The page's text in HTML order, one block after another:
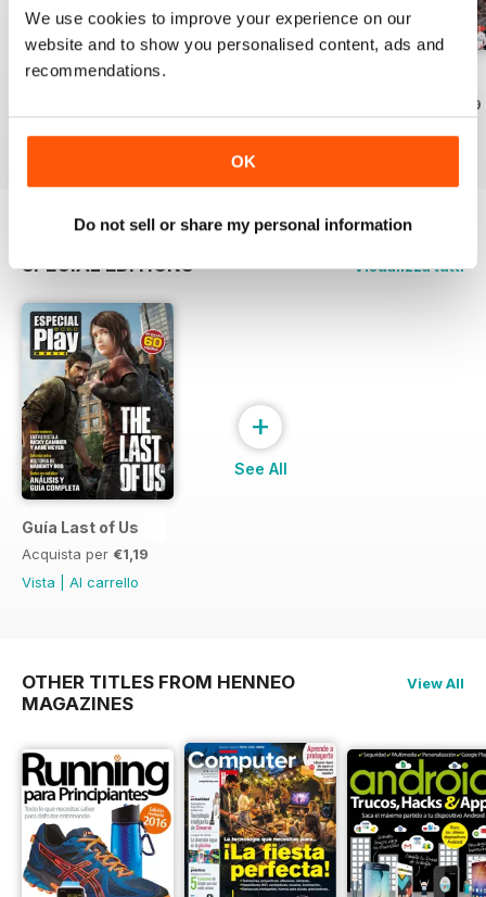
We use cookies to improve your experience on our
website and to show you personalised content, ads and
recommendations.
OK
Do not sell or share my personal information
229
Vista|Al carrello
Vista|Al carrello
€3,49
Vista|Al carrello
SPECIAL EDITIONS Visualizza tutti
Guía Last of Us
Acquista per €1,19
Vista
Al carrello
+
See All
OTHER TITLES FROM HENNEO
MAGAZINES
View All